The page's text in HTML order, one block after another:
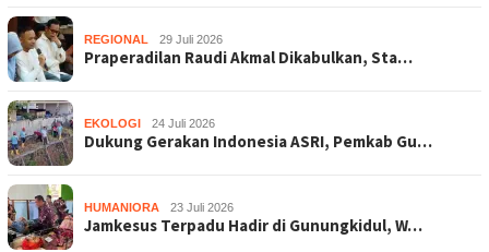
REGIONAL 29 Juli 2026
Praperadilan Raudi Akmal Dikabulkan, Sta…
EKOLOGI 24 Juli 2026
Dukung Gerakan Indonesia ASRI, Pemkab Gu…
HUMANIORA 23 Juli 2026
Jamkesus Terpadu Hadir di Gunungkidul, W…